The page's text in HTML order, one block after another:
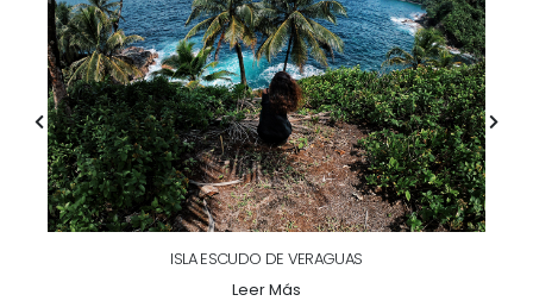
ISLA ESCUDO DE VERAGUAS​
Leer Más